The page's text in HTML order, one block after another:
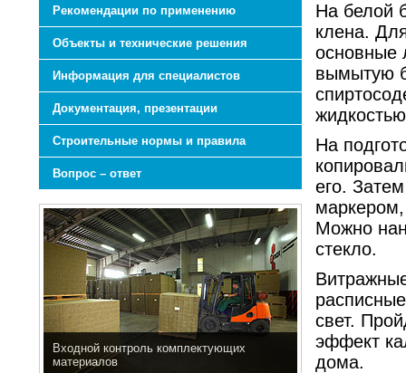
Рекомендации по применению
Объекты и технические решения
Информация для специалистов
Документация, презентации
Строительные нормы и правила
Вопрос – ответ
Входной контроль комплектующих
материалов
На белой
клена.
основные
вымытую
На
его.
Можно
стекло.
свет.
эффект
дома.